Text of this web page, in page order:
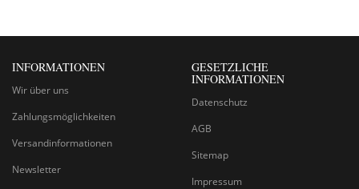
INFORMATIONEN
Wir über uns
Zahlungsmöglichkeiten
Versandinformationen
Newsletter
GESETZLICHE
INFORMATIONEN
Datenschutz
AGB
Sitemap
Impressum